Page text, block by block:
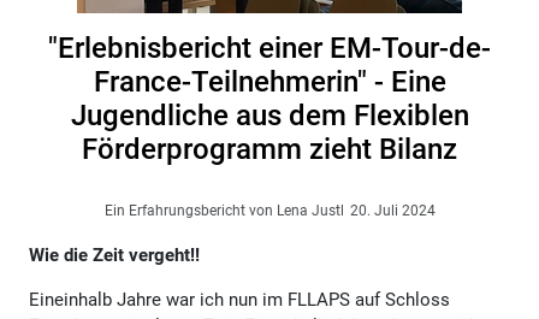
"Erlebnisbericht einer EM-Tour-de-
France-Teilnehmerin" - Eine
Jugendliche aus dem Flexiblen
Förderprogramm zieht Bilanz
Ein Erfahrungsbericht von Lena Justl 20. Juli 2024
Wie die Zeit vergeht!!
Eineinhalb Jahre war ich nun im FLLAPS auf Schloss